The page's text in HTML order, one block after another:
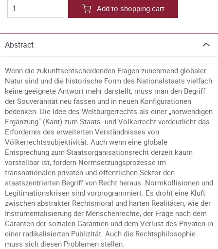
Add to shopping cart
Abstract
Wenn die zukunftsentscheidenden Fragen zunehmend globaler
Natur sind und die historische Form des Nationalstaats vielfach
keine geeignete Antwort mehr darstellt, muss man den Begriff
der Souveränität neu fassen und in neuen Konfigurationen
bedenken. Die Idee des Weltbürgerrechts als einer „notwendigen
Ergänzung" (Kant) zum Staats- und Völkerrecht verdeutlicht das
Erfordernis des erweiterten Verständnisses von
Völkerrechtssubjektivität. Auch wenn eine globale
Entsprechung zum Staatsorganisationsrecht derzeit kaum
vorstellbar ist, fordern Normsetzungsprozesse im
transnationalen privaten und öffentlichen Sektor den
staatszentrierten Begriff von Recht heraus. Normkollisionen und
Legitimationskrisen sind vorprogrammiert: Es droht eine Kluft
zwischen abstrakter Rechtsmoral und harten Realitäten, wie der
Instrumentalisierung der Menschenrechte, der Frage nach dem
Garanten der sozialen Garantien und dem Verlust des Privaten in
einer radikalisierten Publizität. Auch die Rechtsphilosophie
muss sich diesen Problemen stellen.